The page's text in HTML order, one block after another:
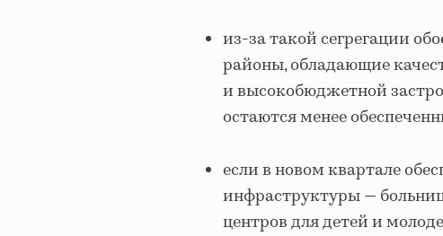
из-за такой сегрегации
районы, обладающие
и высокобюджетной
остаются менее
если в новом квартале
инфраструктуры —
центров для детей и